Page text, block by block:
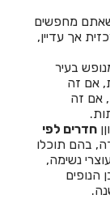
מחפשים
אך עדיין,
בעיר
אם זה
אם זה
חדרים לפי
בהם תוכלו
נשימה,
הנופים